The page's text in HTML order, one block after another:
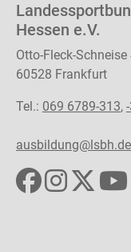
Hessen e.V.
Otto-Fleck-Schneise
60528 Frankfurt
Tel.: 069 6789-313,
ausbildung@lsbh.de